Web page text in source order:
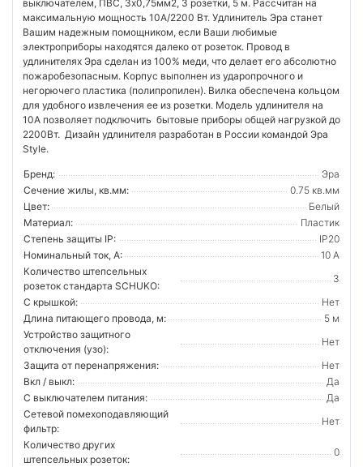
выключателем, ПВС, 3x0,75мм2, 3 розетки, 5 м. Рассчитан на
максимальную мощность 10А/2200 Вт. Удлинитель Эра станет
Вашим надежным помощником, если Ваши любимые
электроприборы находятся далеко от розеток. Провод в
удлинителях Эра сделан из 100% меди, что делает его абсолютно
пожаробезопасным. Корпус выполнен из ударопрочного и
негорючего пластика (полипропилен). Вилка обеспечена кольцом
для удобного извлечения ее из розетки. Модель удлинителя на
10А позволяет подключить бытовые приборы общей нагрузкой до
2200Вт. Дизайн удлинителя разработан в России командой Эра
Style.
Бренд:
Эра
Сечение жилы, кв.мм:
0.75 кв.мм
Цвет:
Белый
Материал:
Пластик
Степень защиты IP:
IP20
Номинальный ток, А:
10 А
Количество штепсельных
розеток стандарта SCHUKO:
3
С крышкой:
Нет
Длина питающего провода, м:
5 м
Устройство защитного
отключения (узо):
Нет
Защита от перенапряжения:
Нет
Вкл / выкл:
Да
С выключателем питания:
Да
Сетевой помехоподавляющий
фильтр:
Нет
Количество других
штепсельных розеток:
0